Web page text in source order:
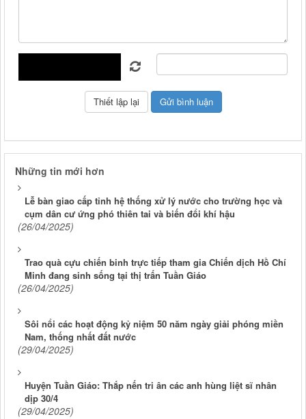
Những tin mới hơn
Lễ bàn giao cấp tỉnh hệ thống xử lý nước cho trường học và
cụm dân cư ứng phó thiên tai và biến đổi khí hậu
(26/04/2025)
Trao quà cựu chiến binh trực tiếp tham gia Chiến dịch Hồ Chí
Minh đang sinh sống tại thị trấn Tuần Giáo
(26/04/2025)
Sôi nổi các hoạt động kỷ niệm 50 năm ngày giải phóng miền
Nam, thống nhất đất nước
(29/04/2025)
Huyện Tuần Giáo: Thắp nến tri ân các anh hùng liệt sĩ nhân
dịp 30/4
(29/04/2025)